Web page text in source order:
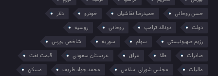
حسن روحانی
حمیدرضا نقاشیان خودرو
دلار
دولت
دونالد ترامپ روحانی
روسیه
رژیم صهیونیستی
سهام سوریه
شاخص بورس
صادرات
طلا عراق عربستان سعودی
قیمت نفت
مالیات
مجلس شورای اسلامی محمد جواد ظریف مسکن